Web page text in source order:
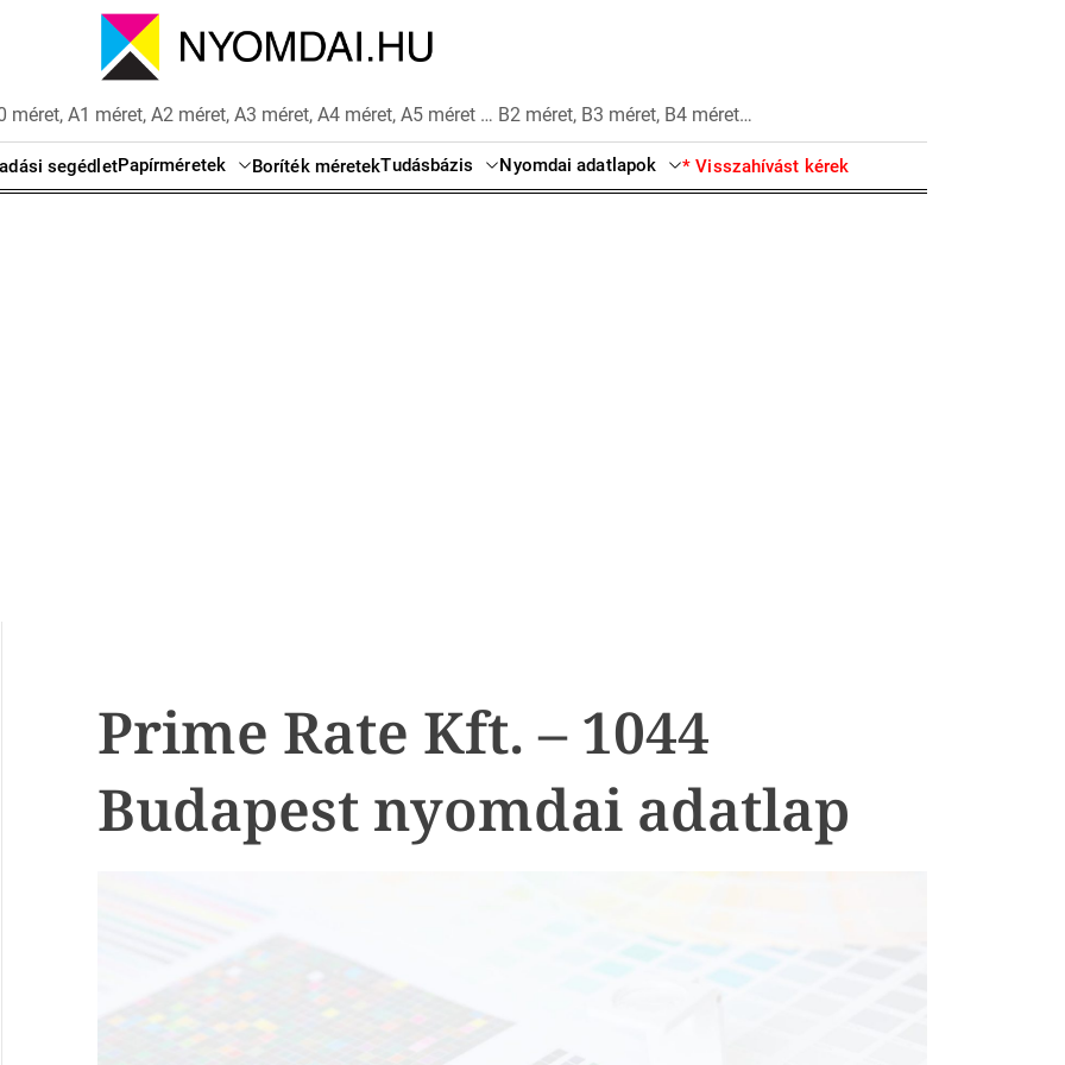
A1 méret, A2 méret, A3 méret, A4 méret, A5 méret … B2 méret, B3 méret, B4 méret…
segédletPapírméretek Boríték méretekTudásbázis Nyomdai adatlapok * Visszahívást kérek
Prime Rate Kft. – 1044
Budapest nyomdai adatlap